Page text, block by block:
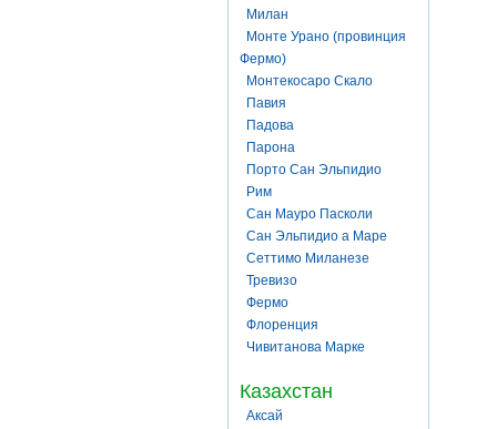
Милан
Монте Урано (провинция
Фермо)
Монтекосаро Скало
Павия
Падова
Парона
Порто Сан Эльпидио
Рим
Сан Мауро Пасколи
Сан Эльпидио а Маре
Сеттимо Миланезе
Тревизо
Фермо
Флоренция
Чивитанова Марке
Казахстан
Аксай